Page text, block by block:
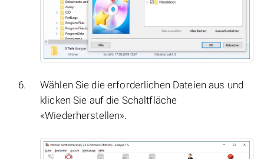
Wählen Sie die erforderlichen Dateien aus und
klicken Sie auf die Schaltfläche
«Wiederherstellen».